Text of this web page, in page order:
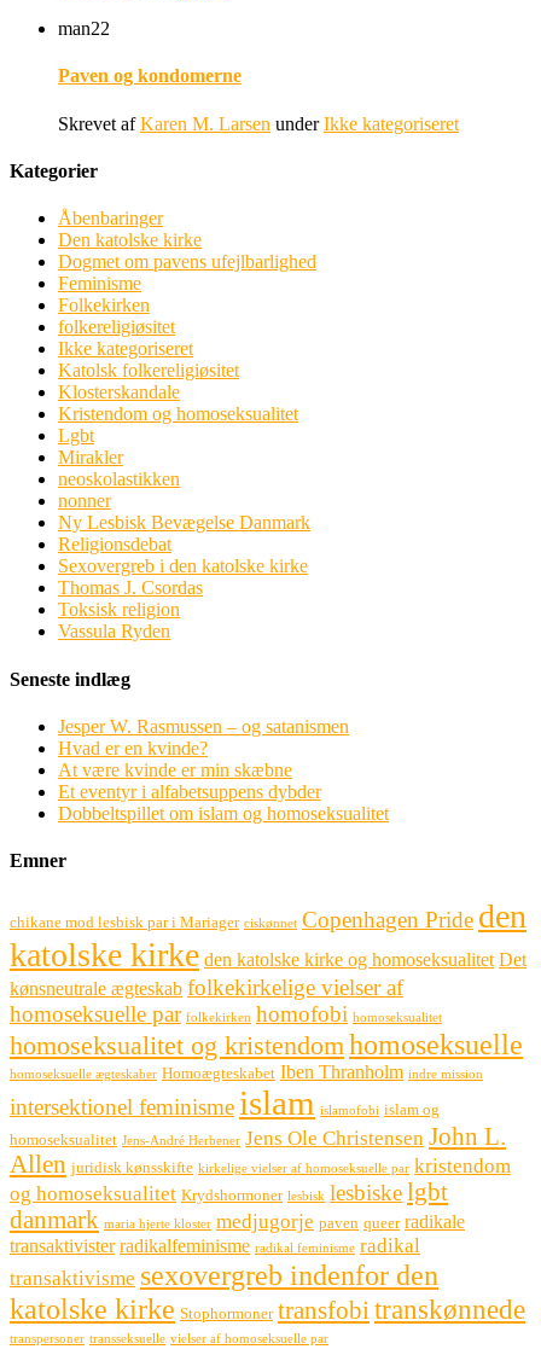
man22
Paven og kondomerne
Skrevet afKaren M. Larsen underIkke kategoriseret
Kategorier
Åbenbaringer
Den katolske kirke
Dogmet om pavens ufejlbarlighed
Feminisme
Folkekirken
folkereligiøsitet
Ikke kategoriseret
Katolsk folkereligiøsitet
Klosterskandale
Kristendom og homoseksualitet
Lgbt
Mirakler
neoskolastikken
nonner
Ny Lesbisk Bevægelse Danmark
Religionsdebat
Sexovergreb i den katolske kirke
Thomas J. Csordas
Toksisk religion
Vassula Ryden
Seneste indlæg
Jesper W. Rasmussen – og satanismen
Hvad er en kvinde?
At være kvinde er min skæbne
Et eventyr i alfabetsuppens dybder
Dobbeltspillet om islam og homoseksualitet
Emner
chikane mod lesbisk par i Mariager ciskønnet Copenhagen Pride den
katolske kirke den katolske kirke og homoseksualitet Det
kønsneutrale ægteskab folkekirkelige vielser af
homoseksuelle par folkekirken homofobi homoseksualitet
homoseksualitet og kristendomhomoseksuelle
homoseksuelle ægteskaber Homoægteskabet Iben Thranholm indre mission
intersektionel feminisme islam islamofobi islam og
homoseksualitet Jens-André Herbener Jens Ole Christensen John L.
Allen juridisk kønsskifte kirkelige vielser af homoseksuelle par kristendom
og homoseksualitet Krydshormoner lesbisk lesbiskelgbt
danmark maria hjerte kloster medjugorje paven queer radikale
transaktivister radikalfeminisme radikal feminisme radikal
transaktivisme sexovergreb indenfor den
katolske kirke Stophormoner transfobi transkønnede
transpersoner transseksuelle vielser af homoseksuelle par